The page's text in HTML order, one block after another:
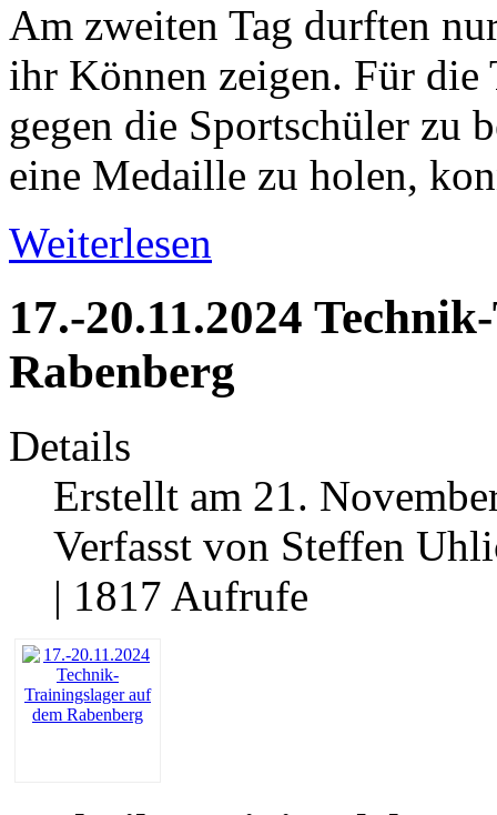
Am zweiten Tag durften
ihr Können zeigen. Für
gegen die Sportschüler zu
eine Medaille zu holen,
Weiterlesen
17.-20.11.2024
Rabenberg
Details
Erstellt am 21.
Verfasst von Steffen
| 1817 Aufrufe